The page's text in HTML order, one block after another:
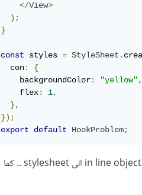
</View>
);
}
const styles = StyleSheet .
  con
:
{
    backgroundColor
: "yellow",
    flex
: 1,
},
});
export
default HookProblem;
وهنا كل شى يعمل بطريقة صحيحة لكن المشكلة تظهر عندما اريد ان احول ال style من in line object الى stylesheet .. كما